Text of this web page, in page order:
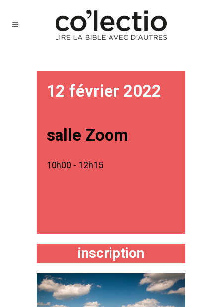
12 février 2022
salle Zoom
10h00 - 12h15
inscription